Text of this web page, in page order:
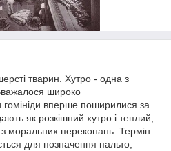
тварин. Хутро - одна з
широко
гомініди вперше поширилися за
як розкішний хутро і теплий;
з моральних переконань. Термін
для позначення пальто,